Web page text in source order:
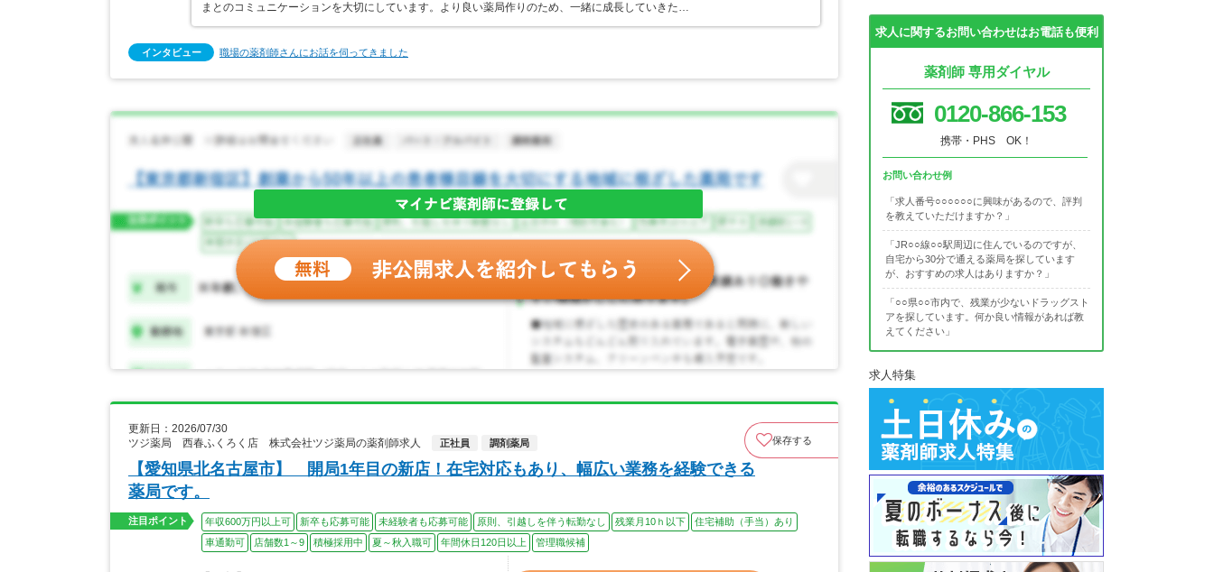
まとのコミュニケーションを大切にしています。より良い薬局作りのため、一緒に成長していきた…
インタビュー 職場の薬剤師さんにお話を伺ってきました
更新日：2026/07/30
ツジ薬局 西春ふくろく店 株式会社ツジ薬局の薬剤師求人
正社員 調剤薬局 保存する
【愛知県北名古屋市】 開局1年目の新店！在宅対応もあり、幅広い業務を経験できる
薬局です。
注目ポイント 年収600万円以上可 新卒も応募可能 未経験者も応募可能 原則、引越しを伴う転勤なし 残業月10ｈ以下
住宅補助（手当）あり
車通勤可
店舗数1～9 積極採用中 夏～秋入職可 年間休日120日以上 管理職候補
求人に関するお問い合わせはお電話も便利
薬剤師 専用ダイヤル
0120-866-153
携帯・PHS OK！
お問い合わせ例
「求人番号○○○○○○に興味があるので、評判
を教えていただけますか？」
「JR○○線○○駅周辺に住んでいるのですが、
自宅から30分で通える薬局を探しています
が、おすすめの求人はありますか？」
「○○県○○市内で、残業が少ないドラッグスト
アを探しています。何か良い情報があれば教
えてください」
求人特集